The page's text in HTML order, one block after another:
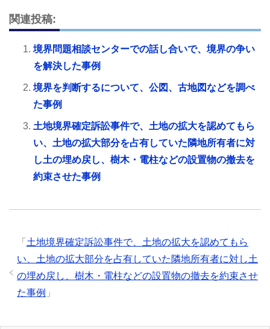
関連投稿:
境界問題相談センターでの話し合いで、境界の争い
を解決した事例
境界を判断するについて、公図、古地図などを調べ
た事例
土地境界確定訴訟事件で、土地の拡大を認めてもら
い、土地の拡大部分を占有していた隣地所有者に対
し土の埋め戻し、樹木・電柱などの設置物の撤去を
約束させた事例
「 土地境界確定訴訟事件で、土地の拡大を認めてもら
い、土地の拡大部分を占有していた隣地所有者に対し土
の埋め戻し、樹木・電柱などの設置物の撤去を約束させ
た事例 」